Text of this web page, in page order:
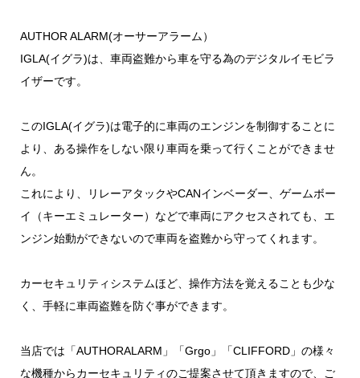
AUTHOR ALARM(オーサーアラーム）
IGLA(イグラ)は、車両盗難から車を守る為のデジタルイモビラ
イザーです。
このIGLA(イグラ)は電子的に車両のエンジンを制御することに
より、ある操作をしない限り車両を乗って行くことができませ
ん。
これにより、リレーアタックやCANインベーダー、ゲームボー
イ（キーエミュレーター）などで車両にアクセスされても、エ
ンジン始動ができないので車両を盗難から守ってくれます。
カーセキュリティシステムほど、操作方法を覚えることも少な
く、手軽に車両盗難を防ぐ事ができます。
当店では「AUTHORALARM」「Grgo」「CLIFFORD」の様々
な機種からカーセキュリティのご提案させて頂きますので、ご